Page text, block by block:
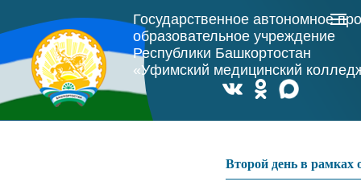
Государственное автономное
образовательное учреждение
Республики Башкортостан
«Уфимский медицинский
Второй день в рамках